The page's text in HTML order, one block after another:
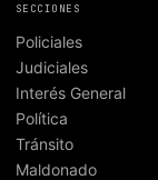
SECCIONES
Policiales
Judiciales
Interés General
Política
Tránsito
Maldonado